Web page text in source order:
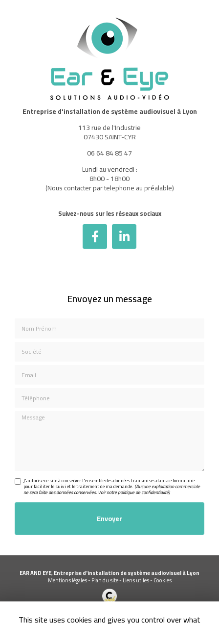
Entreprise d'installation de système audiovisuel à Lyon
113 rue de l'Industrie
07430 SAINT-CYR
06 64 84 85 47
Lundi au vendredi :
8h00 - 18h00
(Nous contacter par telephone au préalable)
Suivez-nous sur les réseaux sociaux
Envoyez un message
Message
J'autorise ce site à conserver l'ensemble des données transmises dans ce formulaire
pour faciliter le suivi et le traitement de ma demande. (Aucune exploitation commerciale
ne sera faite des données conservées. Voir notrepolitique de confidentialité)
EAR AND EYE, Entreprise d'installation de système audiovisuel à Lyon
Mentions légales-Plan du site-Liens utiles-Cookies
Demande de Devis
This site uses cookies and gives you control over what